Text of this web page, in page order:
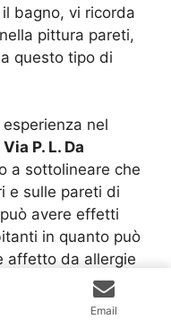
bagno, vi ricorda
pittura pareti,
questo tipo di
nel
P. L. Da
a sottolineare che
e sulle pareti di
avere effetti
in quanto può
affetto da allergie
Email